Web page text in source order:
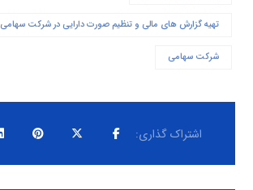
تهیه گزارش های مالی و تنظیم صورت دارایی در شرکت سهامی
شرکت سهامی